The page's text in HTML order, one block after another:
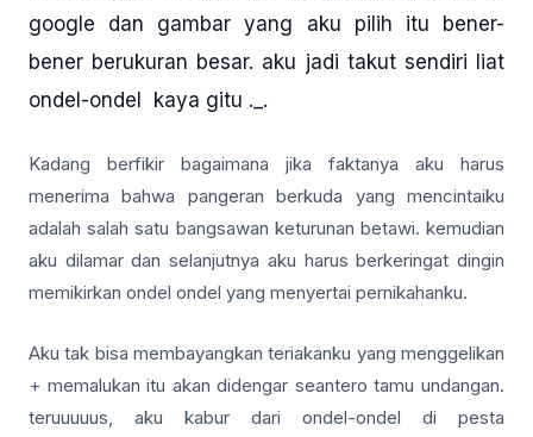
google dan gambar yang aku pilih itu bener-
bener berukuran besar. aku jadi takut sendiri liat
ondel-ondel kaya gitu ._.
Kadang berfikir bagaimana jika faktanya aku harus
menerima bahwa pangeran berkuda yang mencintaiku
adalah salah satu bangsawan keturunan betawi. kemudian
aku dilamar dan selanjutnya aku harus berkeringat dingin
memikirkan ondel ondel yang menyertai pernikahanku.
Aku tak bisa membayangkan teriakanku yang menggelikan
+ memalukan itu akan didengar seantero tamu undangan.
teruuuuus, aku kabur dari ondel-ondel di pesta